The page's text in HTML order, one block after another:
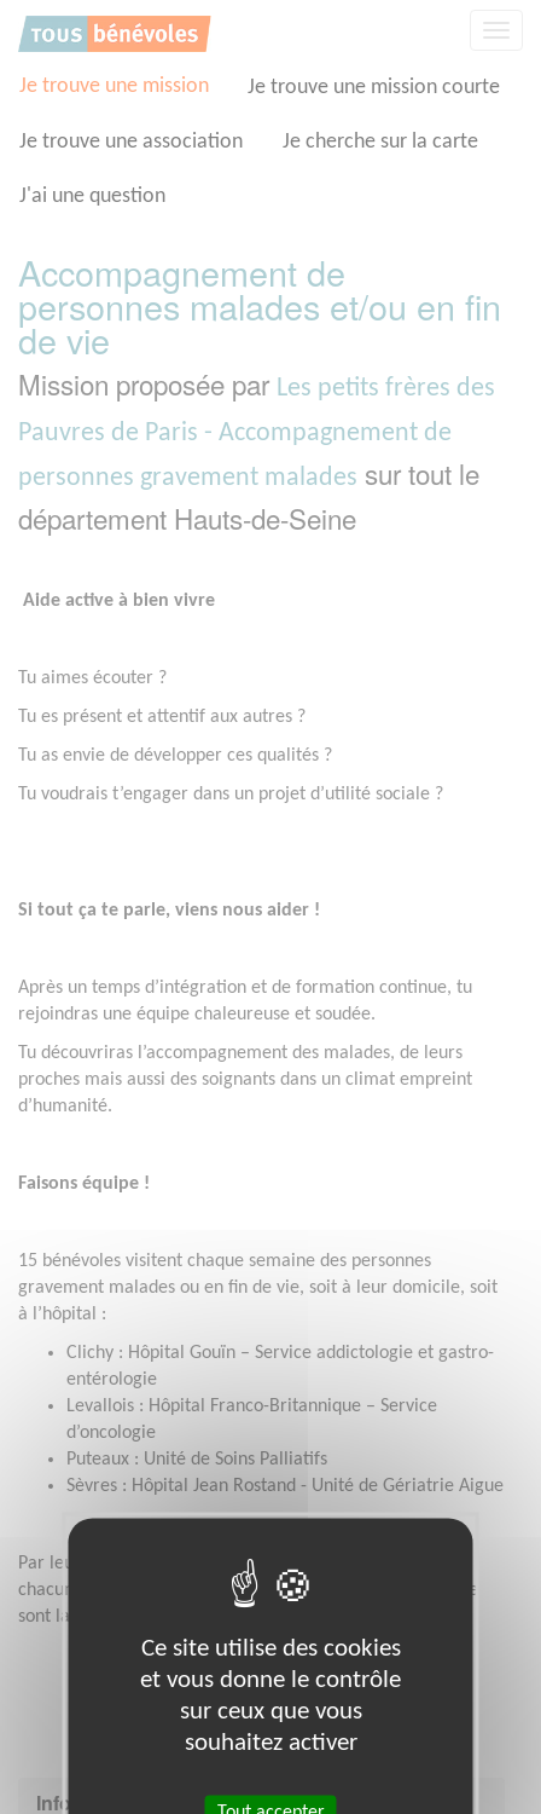
Je trouve une mission Je trouve une mission courte
Je trouve une association Je cherche sur la carte
J'ai une question
Accompagnement de
personnes malades et/ou en fin
de vie
Mission proposée par Les petits frères des
Pauvres de Paris - Accompagnement de
personnes gravement malades sur tout le
département Hauts-de-Seine
Aide active à bien vivre
Tu aimes écouter ?
Tu es présent et attentif aux autres ?
Tu as envie de développer ces qualités ?
Tu voudrais t’engager dans un projet d’utilité sociale ?
Si tout ça te parle, viens nous aider !
Après un temps d’intégration et de formation continue, tu
rejoindras une équipe chaleureuse et soudée.
Tu découvriras l’accompagnement des malades, de leurs
proches mais aussi des soignants dans un climat empreint
d’humanité.
Faisons équipe !
15 bénévoles visitent chaque semaine des personnes
gravement malades ou en fin de vie, soit à leur domicile, soit
à l’hôpital :
Clichy : Hôpital Gouïn – Service addictologie et gastro-
entérologie
Levallois : Hôpital Franco-Britannique – Service
d’oncologie
Puteaux : Unité de Soins Palliatifs
Sèvres : Hôpital Jean Rostand - Unité de Gériatrie Aigue
Par leur présence bienveillante et fraternelle, ils aident
chacune et chacun à traverser ces temps d’incertitude que
sont la maladie grave et la fin de vie.
Informations complémentaires
Panneau de gestion des cookies
Ce site utilise des cookies
et vous donne le contrôle
sur ceux que vous
souhaitez activer